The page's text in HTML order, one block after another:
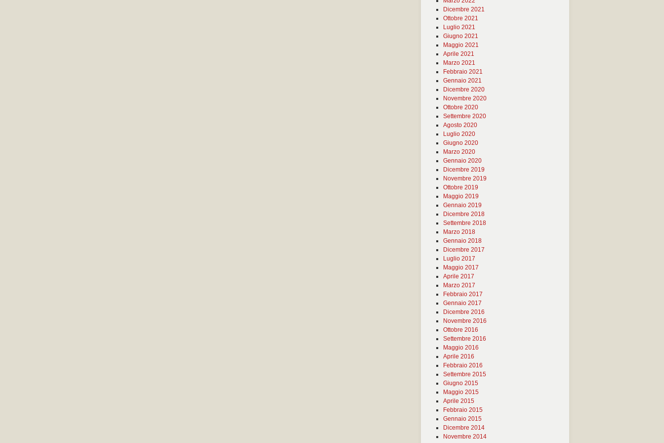
Dicembre 2021
Ottobre 2021
Luglio 2021
Giugno 2021
Maggio 2021
Aprile 2021
Marzo 2021
Febbraio 2021
Gennaio 2021
Dicembre 2020
Novembre 2020
Ottobre 2020
Settembre 2020
Agosto 2020
Luglio 2020
Giugno 2020
Marzo 2020
Gennaio 2020
Dicembre 2019
Novembre 2019
Ottobre 2019
Maggio 2019
Gennaio 2019
Dicembre 2018
Settembre 2018
Marzo 2018
Gennaio 2018
Dicembre 2017
Luglio 2017
Maggio 2017
Aprile 2017
Marzo 2017
Febbraio 2017
Gennaio 2017
Dicembre 2016
Novembre 2016
Ottobre 2016
Settembre 2016
Maggio 2016
Aprile 2016
Febbraio 2016
Settembre 2015
Giugno 2015
Maggio 2015
Aprile 2015
Febbraio 2015
Gennaio 2015
Dicembre 2014
Novembre 2014